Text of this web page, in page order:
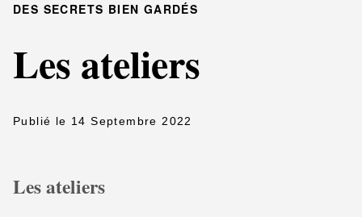
DES SECRETS BIEN GARDÉS
Les ateliers
Publié le 14 Septembre 2022
Les ateliers